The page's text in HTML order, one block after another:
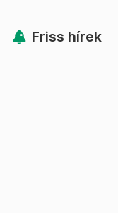
Friss hírek